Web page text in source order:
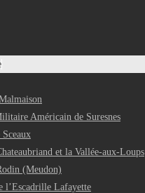
Américain de Suresnes
et la Vallée-aux-Loups
(Meudon)
l’Escadrille Lafayette